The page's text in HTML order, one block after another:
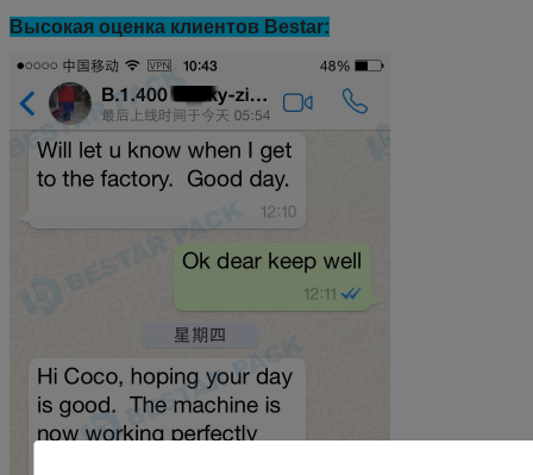
Высокая оценка клиентов Bestar: